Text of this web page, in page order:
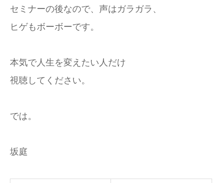
セミナーの後なので、声はガラガラ、
ヒゲもボーボーです。
本気で人生を変えたい人だけ
視聴してください。
では。
坂庭